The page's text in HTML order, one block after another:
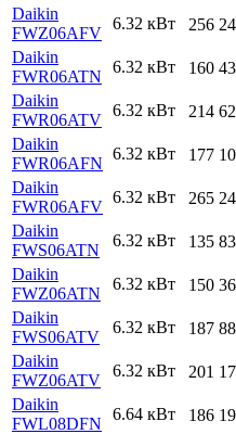
Daikin
FWZ06AFV
6.32 кВт 256
Daikin
FWR06ATN
6.32 кВт 160
Daikin
FWR06ATV
6.32 кВт 214
Daikin
FWR06AFN
6.32 кВт 177
Daikin
FWR06AFV
6.32 кВт 265
Daikin
FWS06ATN
6.32 кВт 135
Daikin
FWZ06ATN
6.32 кВт 150
Daikin
FWS06ATV
6.32 кВт 187
Daikin
FWZ06ATV
6.32 кВт 201
Daikin
FWL08DFN
6.64 кВт 186